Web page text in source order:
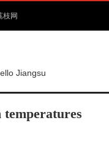
枝网
Jiangsu